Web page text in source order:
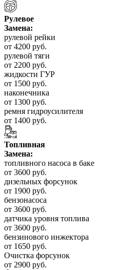
Рулевое
Замена:
рулевой рейки
от 4200 руб.
рулевой тяги
от 2200 руб.
жидкости ГУР
от 1500 руб.
наконечника
от 1300 руб.
ремня гидроусилителя
от 1400 руб.
Топливная
Замена:
топливного насоса в баке
от 3600 руб.
дизельных форсунок
от 1900 руб.
бензонасоса
от 3600 руб.
датчика уровня топлива
от 3600 руб.
бензинового инжектора
от 1650 руб.
Очистка форсунок
от 2900 руб.